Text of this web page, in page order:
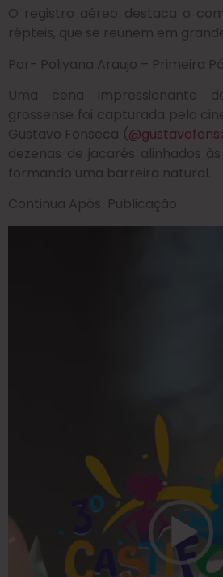
O registro aéreo destaca o
répteis, que se reúnem em
Por- Poliyana Araujo – Primeira
Uma cena impressionante
grossense foi capturada pelo
Gustavo Fonseca (
dezenas de jacarés alinhados
formando uma barreira natural.
Continua Após Publicação